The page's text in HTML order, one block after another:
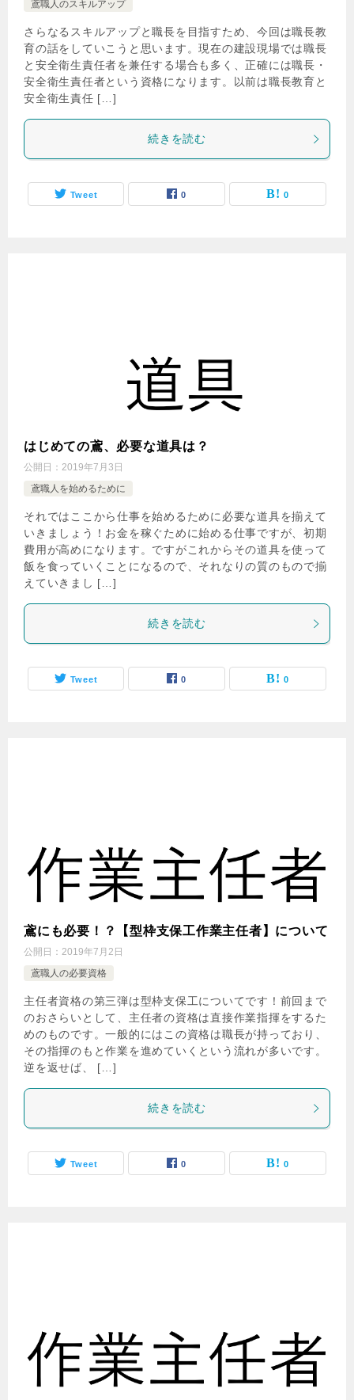
鳶職人のスキルアップ
さらなるスキルアップと職長を目指すため、今回は職長教
育の話をしていこうと思います。現在の建設現場では職長
と安全衛生責任者を兼任する場合も多く、正確には職長・
安全衛生責任者という資格になります。以前は職長教育と
安全衛生責任 […]
続きを読む
Tweet 0 0
はじめての鳶、必要な道具は？
公開日： 2019年7月3日
鳶職人を始めるために
それではここから仕事を始めるために必要な道具を揃えて
いきましょう！お金を稼ぐために始める仕事ですが、初期
費用が高めになります。ですがこれからその道具を使って
飯を食っていくことになるので、それなりの質のもので揃
えていきまし […]
続きを読む
Tweet 0 0
鳶にも必要！？【型枠支保工作業主任者】について
公開日： 2019年7月2日
鳶職人の必要資格
主任者資格の第三弾は型枠支保工についてです！前回まで
のおさらいとして、主任者の資格は直接作業指揮をするた
めのものです。一般的にはこの資格は職長が持っており、
その指揮のもと作業を進めていくという流れが多いです。
逆を返せば、 […]
続きを読む
Tweet 0 0